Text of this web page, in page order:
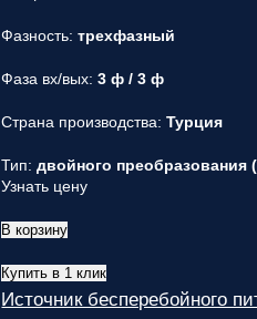
Фазность:трехфазный
Фаза вх/вых:3 ф / 3 ф
Страна производства:Турция
Тип:двойного преобразования
Узнать цену
В корзину
Купить в 1 клик
Источник бесперебойного